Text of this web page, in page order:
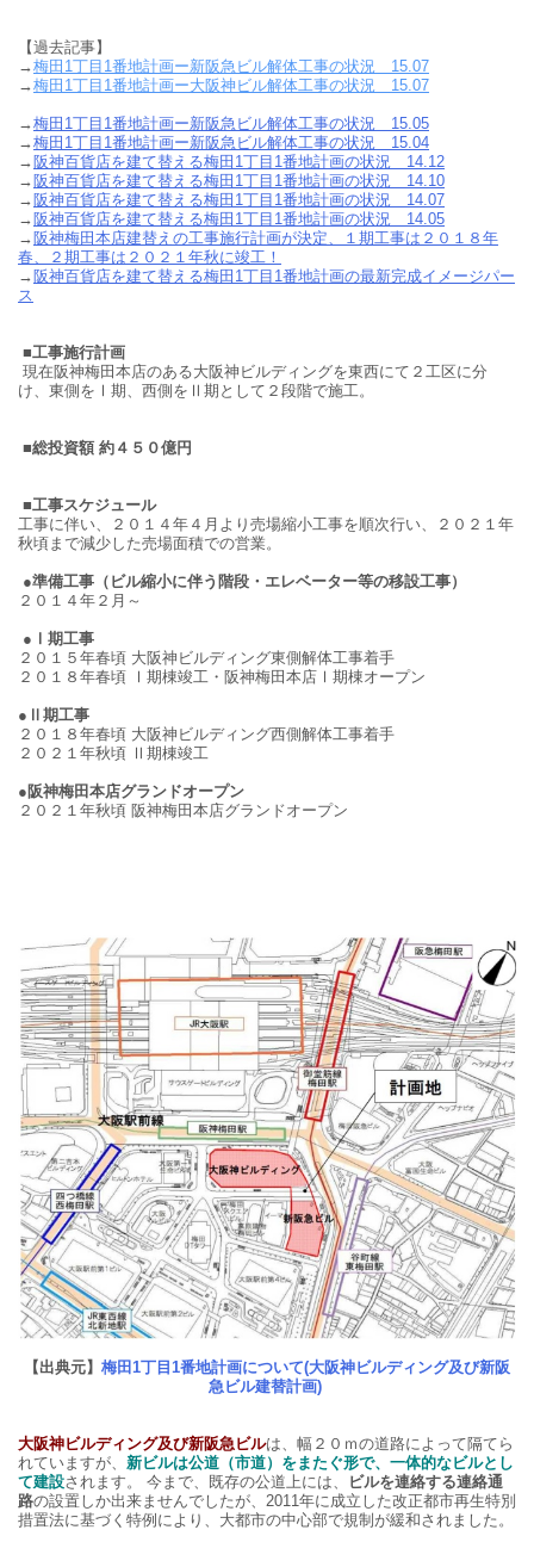
【過去記事】
→梅田1丁目1番地計画ー新阪急ビル解体工事の状況 15.07
→梅田1丁目1番地計画ー大阪神ビル解体工事の状況 15.07
→梅田1丁目1番地計画ー新阪急ビル解体工事の状況 15.05
→梅田1丁目1番地計画ー新阪急ビル解体工事の状況 15.04
→ 阪神百貨店を建て替える梅田1丁目1番地計画の状況 14.12
→ 阪神百貨店を建て替える梅田1丁目1番地計画の状況 14.10
→ 阪神百貨店を建て替える梅田1丁目1番地計画の状況 14.07
→ 阪神百貨店を建て替える梅田1丁目1番地計画の状況 14.05
→ 阪神梅田本店建替えの工事施行計画が決定、１期工事は２０１８年
春、２期工事は２０２１年秋に竣工！
→ 阪神百貨店を建て替える梅田1丁目1番地計画の最新完成イメージパー
ス
■工事施行計画
現在阪神梅田本店のある大阪神ビルディングを東西にて２工区に分
け、東側をⅠ期、西側をⅡ期として２段階で施工。
■総投資額 約４５０億円
■工事スケジュール
工事に伴い、２０１４年４月より売場縮小工事を順次行い、２０２１年
秋頃まで減少した売場面積での営業。
●準備工事（ビル縮小に伴う階段・エレベーター等の移設工事）
２０１４年２月～
●Ⅰ期工事
２０１５年春頃 大阪神ビルディング東側解体工事着手
２０１８年春頃 Ⅰ期棟竣工・阪神梅田本店Ⅰ期棟オープン
●Ⅱ期工事
２０１８年春頃 大阪神ビルディング西側解体工事着手
２０２１年秋頃 Ⅱ期棟竣工
●阪神梅田本店グランドオープン
２０２１年秋頃 阪神梅田本店グランドオープン
【出典元】 梅田1丁目1番地計画について(大阪神ビルディング及び新阪
急ビル建替計画)
大阪神ビルディング及び新阪急ビルは、幅２０ｍの道路によって隔てら
れていますが、 新ビルは公道（市道）をまたぐ形で、一体的なビルとし
て建設されます。 今まで、既存の公道上には、
ビルを連絡する連絡通
路の設置しか出来ませんでしたが、2011年に成立した改正都市再生特別
措置法に基づく特例により、大都市の中心部で規制が緩和されました。